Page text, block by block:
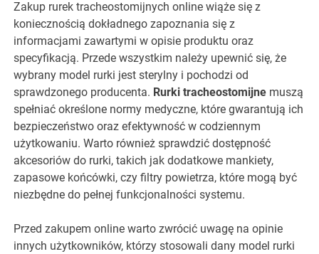
Zakup rurek tracheostomijnych online wiąże się z
koniecznością dokładnego zapoznania się z
informacjami zawartymi w opisie produktu oraz
specyfikacją. Przede wszystkim należy upewnić się, że
wybrany model rurki jest sterylny i pochodzi od
sprawdzonego producenta. Rurki tracheostomijne muszą
spełniać określone normy medyczne, które gwarantują ich
bezpieczeństwo oraz efektywność w codziennym
użytkowaniu. Warto również sprawdzić dostępność
akcesoriów do rurki, takich jak dodatkowe mankiety,
zapasowe końcówki, czy filtry powietrza, które mogą być
niezbędne do pełnej funkcjonalności systemu.
Przed zakupem online warto zwrócić uwagę na opinie
innych użytkowników, którzy stosowali dany model rurki